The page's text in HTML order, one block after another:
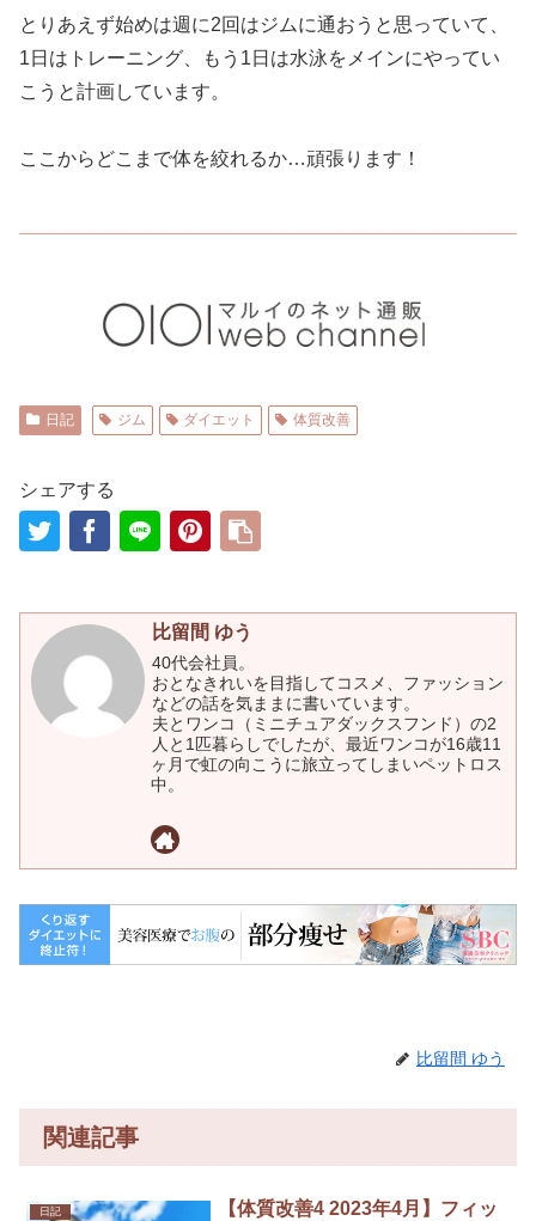
とりあえず始めは週に2回はジムに通おうと思っていて、
1日はトレーニング、もう1日は水泳をメインにやってい
こうと計画しています。
ここからどこまで体を絞れるか…頑張ります！
日記 ジム ダイエット 体質改善
シェアする
比留間 ゆう
40代会社員。
おとなきれいを目指してコスメ、ファッション
などの話を気ままに書いています。
夫とワンコ（ミニチュアダックスフンド）の2
人と1匹暮らしでしたが、最近ワンコが16歳11
ヶ月で虹の向こうに旅立ってしまいペットロス
中。
比留間 ゆう
関連記事
日記
【体質改善4 2023年4月】フィッ